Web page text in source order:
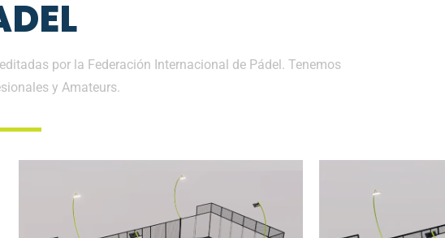
por la Federación Internacional de Pádel. Tenemos
y Amateurs.